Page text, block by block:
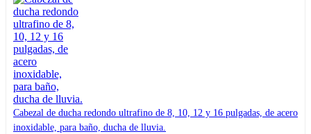
Cabezal de ducha redondo ultrafino de 8, 10, 12 y 16 pulgadas, de acero
inoxidable, para baño, ducha de lluvia.